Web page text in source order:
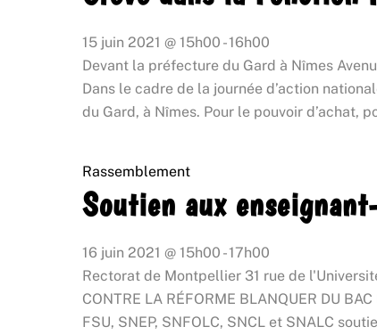
15 juin 2021 @ 15h00 -16h00
Devant la préfecture du Gard à Nîmes
Dans le cadre de la journée d’action
du Gard, à Nîmes. Pour le pouvoir d’achat,
Rassemblement
Soutien aux
16 juin 2021 @ 15h00 -17h00
Rectorat de Montpellier 31 rue de
CONTRE LA RÉFORME BLANQUER DU
FSU, SNEP, SNFOLC, SNCL et SNALC